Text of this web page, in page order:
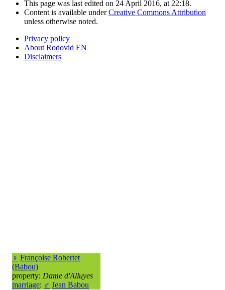
♀ Françoise Robertet
(Babou)
property: Dame d'Alluyes
marriage: ♂ Jean Babou
This page was last edited on 24 April 2016, at 22:18.
Content is available underCreative Commons Attribution
unless otherwise noted.
Privacy policy
About Rodovid EN
Disclaimers